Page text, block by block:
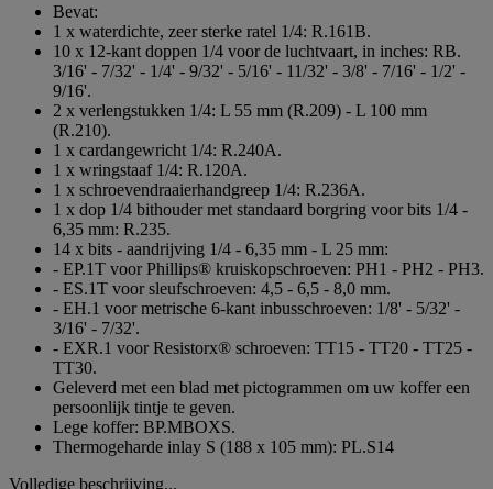
Bevat:
1 x waterdichte, zeer sterke ratel 1/4: R.161B.
10 x 12-kant doppen 1/4 voor de luchtvaart, in inches: RB.
3/16' - 7/32' - 1/4' - 9/32' - 5/16' - 11/32' - 3/8' - 7/16' - 1/2' -
9/16'.
2 x verlengstukken 1/4: L 55 mm (R.209) - L 100 mm
(R.210).
1 x cardangewricht 1/4: R.240A.
1 x wringstaaf 1/4: R.120A.
1 x schroevendraaierhandgreep 1/4: R.236A.
1 x dop 1/4 bithouder met standaard borgring voor bits 1/4 -
6,35 mm: R.235.
14 x bits - aandrijving 1/4 - 6,35 mm - L 25 mm:
- EP.1T voor Phillips® kruiskopschroeven: PH1 - PH2 - PH3.
- ES.1T voor sleufschroeven: 4,5 - 6,5 - 8,0 mm.
- EH.1 voor metrische 6-kant inbusschroeven: 1/8' - 5/32' -
3/16' - 7/32'.
- EXR.1 voor Resistorx® schroeven: TT15 - TT20 - TT25 -
TT30.
Geleverd met een blad met pictogrammen om uw koffer een
persoonlijk tintje te geven.
Lege koffer: BP.MBOXS.
Thermogeharde inlay S (188 x 105 mm): PL.S14
Volledige beschrijving...